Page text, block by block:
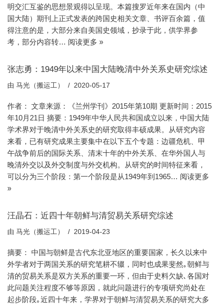
明交汇互鉴的思想景观得以呈现。本篇搜罗近年来在国内（中
国大陆）期刊上正式发表的跨国史相关文章、书评百余篇，值
得注意的是，大部分来自美国史领域，抄录于此，供学界参
考，部分内容转… 阅读更多 »
张志勇：1949年以来中国大陆晚清中外关系史研究综述
由 马光（搬运工） 2020-05-17
作者： 文章来源：《兰州学刊》2015年第10期 更新时间：2015
年10月21日 摘要：1949年中华人民共和国成立以来，中国大陆
学术界对于晚清中外关系史的研究取得丰硕成果。从研究内容
来看，已有研究成果主要集中在以下五个专题：边疆危机、甲
午战争前后的国际关系、清末十年的中外关系、在华外国人与
晚清外交以及外交制度与外交机构。从研究的时间特征来看，
可以分为三个阶段：第一个阶段是从1949年到1965… 阅读更多
»
汪晶石：近四十年朝鲜与清贸易关系研究综述
由 马光（搬运工） 2019-04-23
摘要： 中国与朝鲜是古代东北亚地区的重要国家，长久以来中
外学者对于两国关系的研究笔耕不辍，同时也成果斐然｡朝鲜与
清的贸易关系是双方关系的重要一环，但由于史料欠缺､各国对
此问题关注程度不够等原因，就此问题进行的专项研究尚处在
起步阶段｡近四十年来，学界对于朝鲜与清贸易关系的研究大多